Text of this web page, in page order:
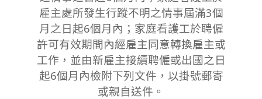
雇主處所發生行蹤不明之情事屆滿3個
月之日起6個月內；家庭看護工於聘僱
許可有效期間內經雇主同意轉換雇主或
工作，並由新雇主接續聘僱或出國之日
起6個月內檢附下列文件，以掛號郵寄
或親自送件。